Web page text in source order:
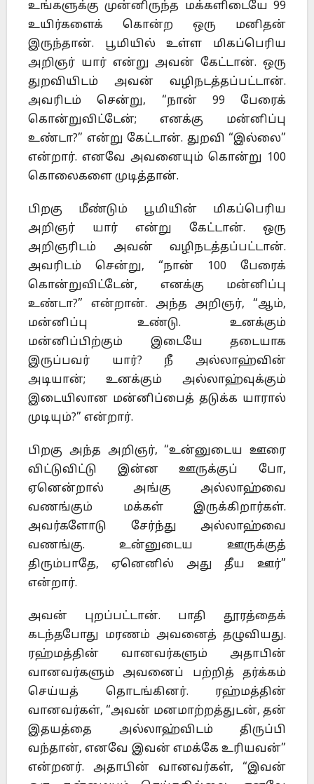
உங்களுக்கு முன்னிருந்த மக்களிடையே 99
உயிர்களைக் கொன்ற ஒரு மனிதன்
இருந்தான். பூமியில் உள்ள மிகப்பெரிய
அறிஞர் யார் என்று அவன் கேட்டான். ஒரு
துறவியிடம் அவன் வழிநடத்தப்பட்டான்.
அவரிடம் சென்று, “நான் 99 பேரைக்
கொன்றுவிட்டேன்; எனக்கு மன்னிப்பு
உண்டா?” என்று கேட்டான். துறவி “இல்லை”
என்றார். எனவே அவனையும் கொன்று 100
கொலைகளை முடித்தான்.
பிறகு மீண்டும் பூமியின் மிகப்பெரிய
அறிஞர் யார் என்று கேட்டான். ஒரு
அறிஞரிடம் அவன் வழிநடத்தப்பட்டான்.
அவரிடம் சென்று, “நான் 100 பேரைக்
கொன்றுவிட்டேன், எனக்கு மன்னிப்பு
உண்டா?” என்றான். அந்த அறிஞர், “ஆம்,
மன்னிப்பு உண்டு. உனக்கும்
மன்னிப்பிற்கும் இடையே தடையாக
இருப்பவர் யார்? நீ அல்லாஹ்வின்
அடியான்; உனக்கும் அல்லாஹ்வுக்கும்
இடையிலான மன்னிப்பைத் தடுக்க யாரால்
முடியும்?” என்றார்.
பிறகு அந்த அறிஞர், “உன்னுடைய ஊரை
விட்டுவிட்டு இன்ன ஊருக்குப் போ,
ஏனென்றால் அங்கு அல்லாஹ்வை
வணங்கும் மக்கள் இருக்கிறார்கள்.
அவர்களோடு சேர்ந்து அல்லாஹ்வை
வணங்கு. உன்னுடைய ஊருக்குத்
திரும்பாதே, ஏனெனில் அது தீய ஊர்”
என்றார்.
அவன் புறப்பட்டான். பாதி தூரத்தைக்
கடந்தபோது மரணம் அவனைத் தழுவியது.
ரஹ்மத்தின் வானவர்களும் அதாபின்
வானவர்களும் அவனைப் பற்றித் தர்க்கம்
செய்யத் தொடங்கினர். ரஹ்மத்தின்
வானவர்கள், “அவன் மனமாற்றத்துடன், தன்
இதயத்தை அல்லாஹ்விடம் திருப்பி
வந்தான், எனவே இவன் எமக்கே உரியவன்”
என்றனர். அதாபின் வானவர்கள், “இவன்